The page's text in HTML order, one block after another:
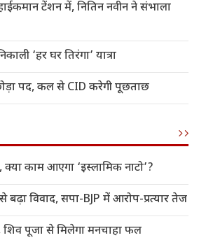
टेंशन में, नितिन नवीन ने संभाला
‘हर घर तिरंगा’ यात्रा
पद, कल से CID करेगी पूछताछ
काम आएगा ‘इस्लामिक नाटो’?
बढ़ा विवाद, सपा-BJP में आरोप-प्रत्यार तेज
शिव पूजा से मिलेगा मनचाहा फल